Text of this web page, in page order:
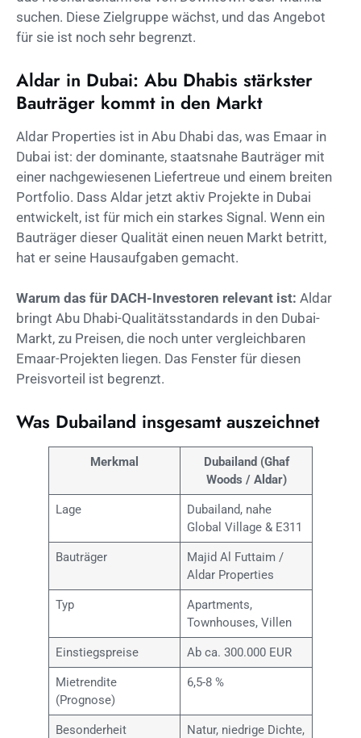
suchen. Diese Zielgruppe wächst, und das Angebot
für sie ist noch sehr begrenzt.
Aldar in Dubai: Abu Dhabis stärkster
Bauträger kommt in den Markt
Aldar Properties ist in Abu Dhabi das, was Emaar in
Dubai ist: der dominante, staatsnahe Bauträger mit
einer nachgewiesenen Liefertreue und einem breiten
Portfolio. Dass Aldar jetzt aktiv Projekte in Dubai
entwickelt, ist für mich ein starkes Signal. Wenn ein
Bauträger dieser Qualität einen neuen Markt betritt,
hat er seine Hausaufgaben gemacht.
Warum das für DACH-Investoren relevant ist: Aldar
bringt Abu Dhabi-Qualitätsstandards in den Dubai-
Markt, zu Preisen, die noch unter vergleichbaren
Emaar-Projekten liegen. Das Fenster für diesen
Preisvorteil ist begrenzt.
Was Dubailand insgesamt auszeichnet
Merkmal
Dubailand (Ghaf
Woods / Aldar)
Lage
Dubailand, nahe
Global Village & E311
Bauträger
Majid Al Futtaim /
Aldar Properties
Typ
Apartments,
Townhouses, Villen
Einstiegspreise Ab ca. 300.000 EUR
Mietrendite
(Prognose)
6,5-8 %
Besonderheit
Natur, niedrige Dichte,